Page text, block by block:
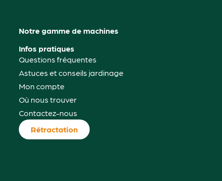
Notre gamme de machines
Infos pratiques
Questions fréquentes
Astuces et conseils jardinage
Mon compte
Où nous trouver
Contactez-nous
Rétractation